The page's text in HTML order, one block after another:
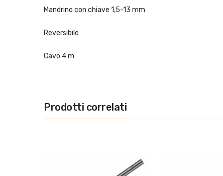
Mandrino con chiave 1,5-13 mm
Reversibile
Cavo 4 m
Prodotti correlati